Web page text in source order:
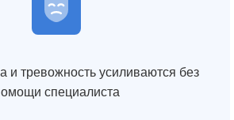
и тревожность усиливаются без
специалиста